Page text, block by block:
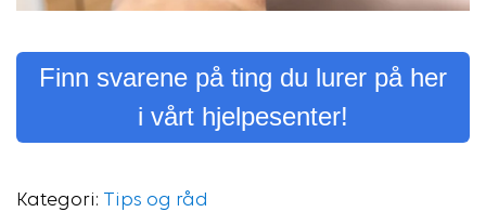
Finn svarene på ting du lurer på her
i vårt hjelpesenter!
Kategori: Tips og råd